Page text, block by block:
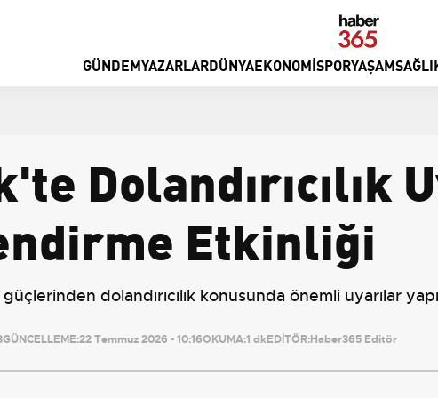
GÜNDEMYAZARLARDÜNYAEKONOMISPORYAŞAM
Dolandırıcılık
Etkinliği
dolandırıcılık konusunda önemli uyarılar
GÜNCELLEME:22 Temmuz 2026 - 10:16OKUMA:1 dkEDİTÖR:Haber365 Editör